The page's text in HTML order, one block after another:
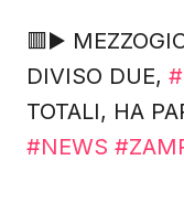
🟥▶️
DIVISO DUE,
TOTALI, HA
#NEWS